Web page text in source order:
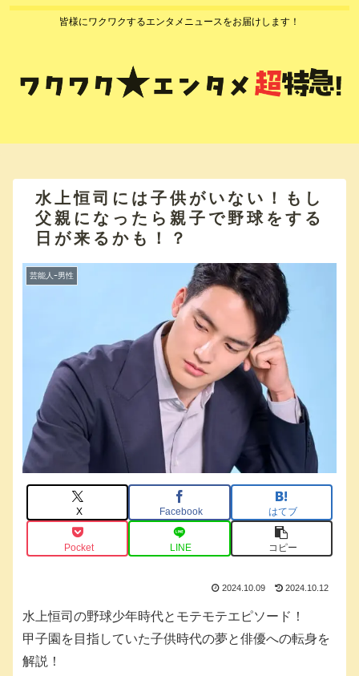
皆様にワクワクするエンタメニュースをお届けします！
水上恒司には子供がいない！もし
父親になったら親子で野球をする
日が来るかも！？
芸能人ｰ男性
X Facebook はてブ
Pocket LINE コピー
2024.10.09 2024.10.12
水上恒司の野球少年時代とモテモテエピソード！
甲子園を目指していた子供時代の夢と俳優への転身を
解説！